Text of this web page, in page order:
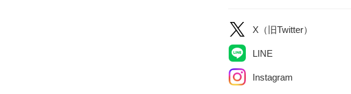
X（旧Twitter）
LINE
Instagram